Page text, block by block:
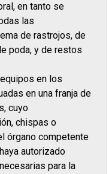
en tanto se
las
de rastrojos, de
poda, y de restos
en los
en una franja de
cuyo
chispas o
órgano competente
autorizado
para la